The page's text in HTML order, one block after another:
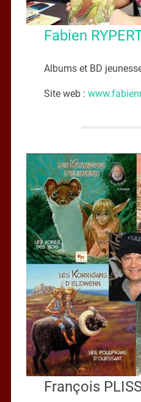
Fabien
Albums et BD
Site web :
François